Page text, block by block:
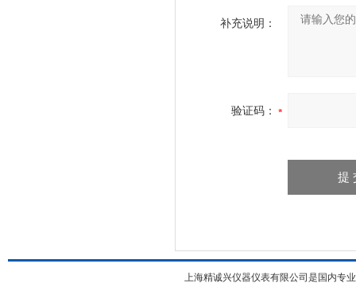
补充说明：
验证码：
上海精诚兴仪器仪表有限公司是国内专